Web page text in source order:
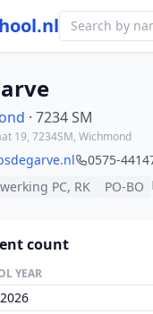
· 7234 SM
19, 7234SM, Wichmond
0575-
PC, RK
PO-BO
count
YEAR